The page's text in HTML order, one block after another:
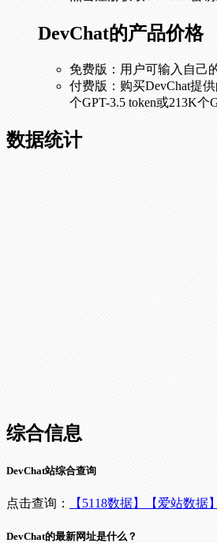
DevChat的产品价格
免费版：用户可输入自己
付费版：购买DevChat提
个GPT-3.5 token或213K个
数据统计
综合信息
DevChat站综合查询
点击查询： 【5118数据】 【爱站数据】
DevChat的最新网址是什么？